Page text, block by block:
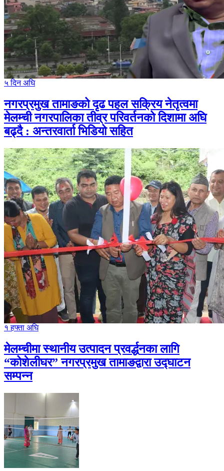
५ दिन अघि
नगरप्रमुख तामाङको दृढ पहल सक्रिय नेतृत्वमा
मेलम्ची नगरपालिका तीव्र परिवर्तनको दिशामा अघि
बढ्दै : अन्तरवार्ता भिडियो सहित
१ हफ्ता अघि
मेलम्चीमा स्थानीय उत्पादन प्रवर्द्धनका लागि
“कोशेलीघर” नगरप्रमुख तामाङद्वारा उद्घाटन
सम्पन्न